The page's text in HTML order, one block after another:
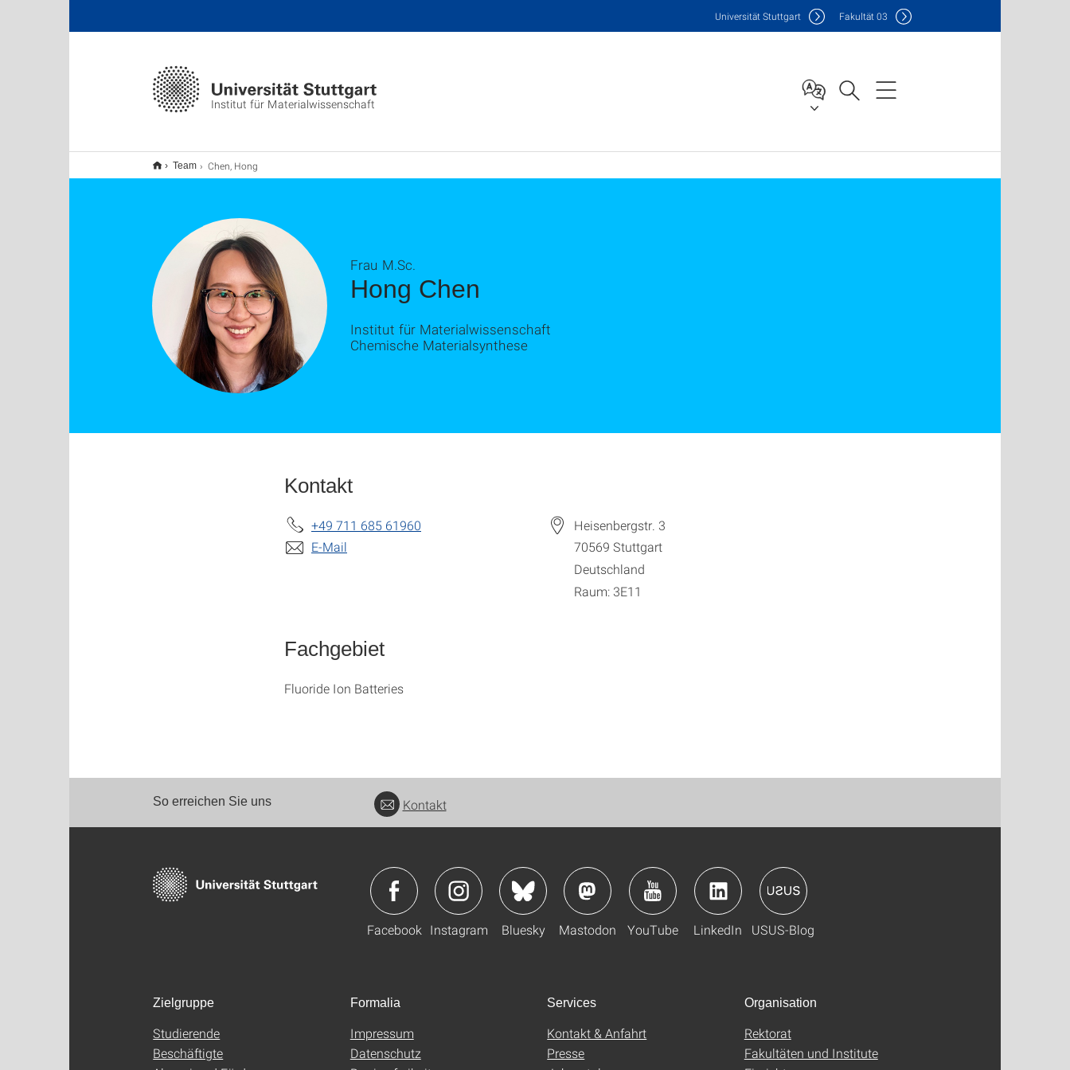
Institut für Materialwissenschaft
Universität Stuttgart Fakultät03
Team Chen, Hong
Hong Chen
Frau M.Sc.
Institut für Materialwissenschaft
Chemische Materialsynthese
Kontakt
+49 711 685 61960
E-Mail
Heisenbergstr. 3
70569 Stuttgart
Deutschland
Raum: 3E11
Fachgebiet
Fluoride Ion Batteries
So erreichen Sie uns Kontakt
Facebook Instagram Bluesky Mastodon YouTube LinkedIn USUS-Blog
Zielgruppe
Studierende
Beschäftigte
Formalia
Impressum
Datenschutz
Services
Kontakt & Anfahrt
Presse
Organisation
Rektorat
Fakultäten und Institute